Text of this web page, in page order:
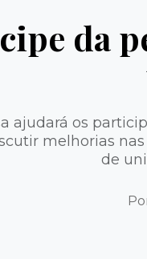
da
ajudará os
melhorias
de